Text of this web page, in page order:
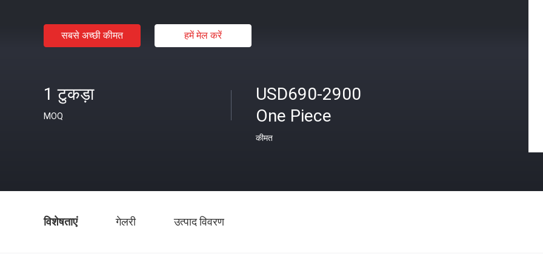
सबसे अच्छी कीमत हमें मेल करें
1 टुकड़ा
MOQ
USD690-2900
One Piece
कीमत
विशेषताएं गेलरी उत्पाद विवरण